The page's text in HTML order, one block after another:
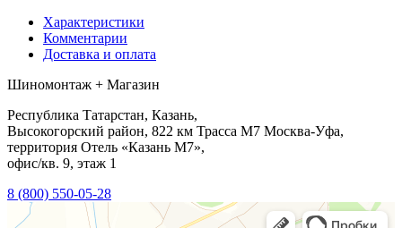
Характеристики
Комментарии
Доставка и оплата
Шиномонтаж + Магазин
Республика Татарстан, Казань,
Высокогорский район, 822 км Трасса М7 Москва-Уфа,
территория Отель «Казань М7»,
офис/кв. 9, этаж 1
8 (800) 550-05-28